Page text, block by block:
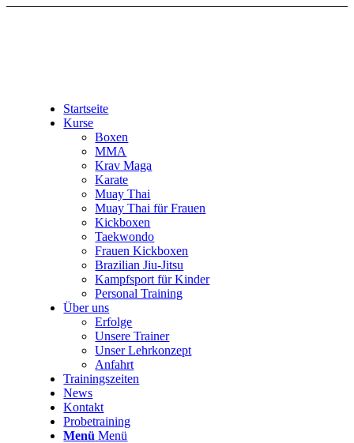
Startseite
Kurse
Boxen
MMA
Krav Maga
Karate
Muay Thai
Muay Thai für Frauen
Kickboxen
Taekwondo
Frauen Kickboxen
Brazilian Jiu-Jitsu
Kampfsport für Kinder
Personal Training
Über uns
Erfolge
Unsere Trainer
Unser Lehrkonzept
Anfahrt
Trainingszeiten
News
Kontakt
Probetraining
Menü Menü